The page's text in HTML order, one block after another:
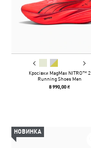
Кросівки MagMax NITRO™ 2
Running Shoes Men
8 990,00 ₴
НОВИНКА